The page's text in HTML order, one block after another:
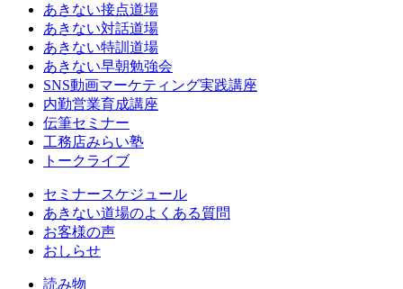
あきない接点道場
あきない対話道場
あきない特訓道場
あきない早朝勉強会
SNS動画マーケティング実践講座
内勤営業育成講座
伝筆セミナー
工務店みらい塾
トークライブ
セミナースケジュール
あきない道場のよくある質問
お客様の声
おしらせ
読み物